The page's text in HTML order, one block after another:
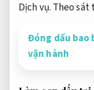
Dịch vụ. Theo sát
Đóng dấu bao
vận hành